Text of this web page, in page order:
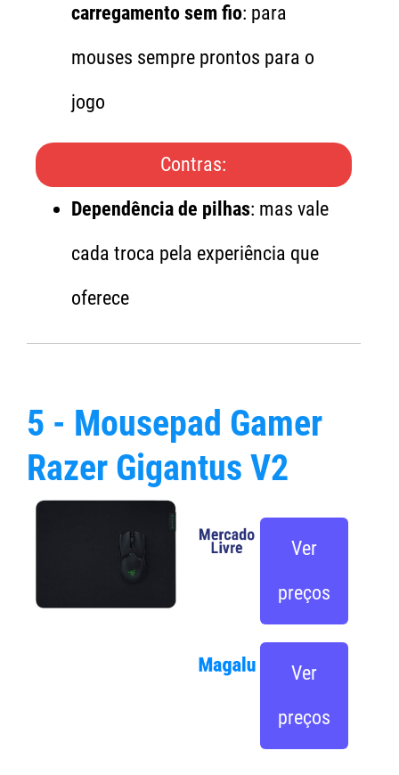
carregamento sem fio: para
mouses sempre prontos para o
jogo
Contras:
Dependência de pilhas: mas vale
cada troca pela experiência que
oferece
5 - Mousepad Gamer
Razer Gigantus V2
Ver
preços
Ver
preços